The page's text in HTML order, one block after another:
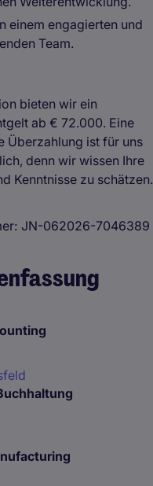
einem engagierten und
Team.
bieten wir ein
ab € 72.000. Eine
Überzahlung ist für uns
denn wir wissen Ihre
Kenntnisse zu schätzen.
JN-062026-7046389